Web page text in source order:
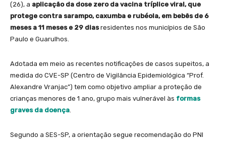
(26), a aplicação da dose zero da vacina tríplice viral, que
protege contra sarampo, caxumba e rubéola, em bebês de 6
meses a 11 meses e 29 diasresidentes nos municípios de São
Paulo e Guarulhos.
Adotada em meio as recentes notificações de casos supeitos, a
medida do CVE-SP (Centro de Vigilância Epidemiológica “Prof.
Alexandre Vranjac”) tem como objetivo ampliar a proteção de
crianças menores de 1 ano, grupo mais vulnerável às formas
graves da doença.
Segundo a SES-SP, a orientação segue recomendação do PNI